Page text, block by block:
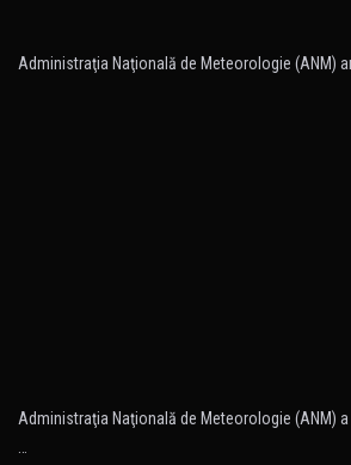
Administraţia Naţională de Meteorologie (ANM)
Administraţia Naţională de Meteorologie (ANM)